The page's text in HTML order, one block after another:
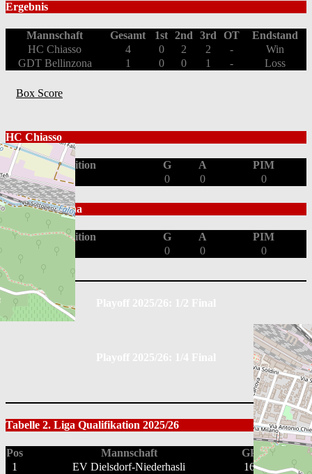
Ergebnis
Mannschaft Gesamt 1st 2nd 3rd OT
Endstand
HC Chiasso
4 0 2 2 -
Win
GDT Bellinzona
1 0 0 1 - Loss
Box Score
HC Chiasso
Position G A
PIM
0
0 0
GDT Bellinzona
Position G A
PIM
0
0 0
Tabelle 2. Liga Qualifikation 2025/26
Pos Mannschaft GP
1
EV Dielsdorf-Niederhasli 16
35